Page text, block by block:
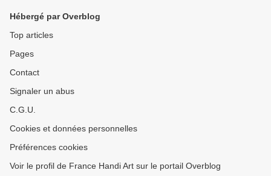
argent laiton bronze,orange
gris mauve,bobo
contemporain,cadeau fete
Hébergé par Overblog
Top articles
Pages
Contact
Signaler un abus
C.G.U.
Cookies et données personnelles
Préférences cookies
Voir le profil de France Handi Art sur le portail Overblog